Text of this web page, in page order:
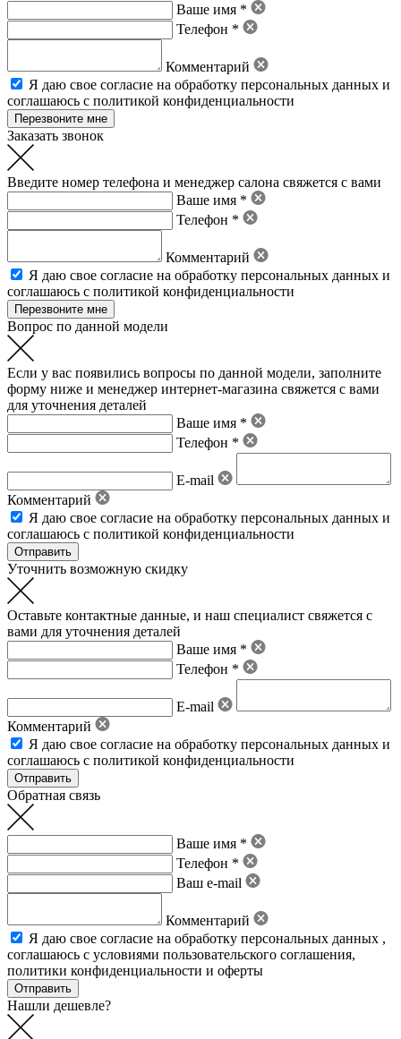
Ваше имя *
Телефон *
Комментарий
Я даю свое согласие на обработку персональных данных и
соглашаюсь с политикой конфиденциальности
Заказать звонок
Введите номер телефона и менеджер салона свяжется с вами
Ваше имя *
Телефон *
Комментарий
Я даю свое согласие на обработку персональных данных и
соглашаюсь с политикой конфиденциальности
Вопрос по данной модели
Если у вас появились вопросы по данной модели, заполните
форму ниже и менеджер интернет-магазина свяжется с вами
для уточнения деталей
Ваше имя *
Телефон *
E-mail
Комментарий
Я даю свое согласие на обработку персональных данных и
соглашаюсь с политикой конфиденциальности
Уточнить возможную скидку
Оставьте контактные данные, и наш специалист свяжется с
вами для уточнения деталей
Ваше имя *
Телефон *
E-mail
Комментарий
Я даю свое согласие на обработку персональных данных и
соглашаюсь с политикой конфиденциальности
Обратная связь
Ваше имя *
Телефон *
Ваш e-mail
Комментарий
Я даю свое согласие на обработку персональных данных ,
соглашаюсь с условиями пользовательского соглашения,
политики конфиденциальности и оферты
Нашли дешевле?